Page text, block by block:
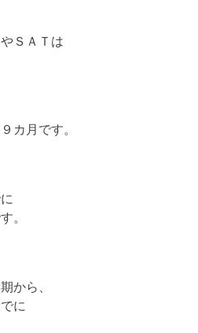
ＳＡＴは
カ月です。
。
から、
に